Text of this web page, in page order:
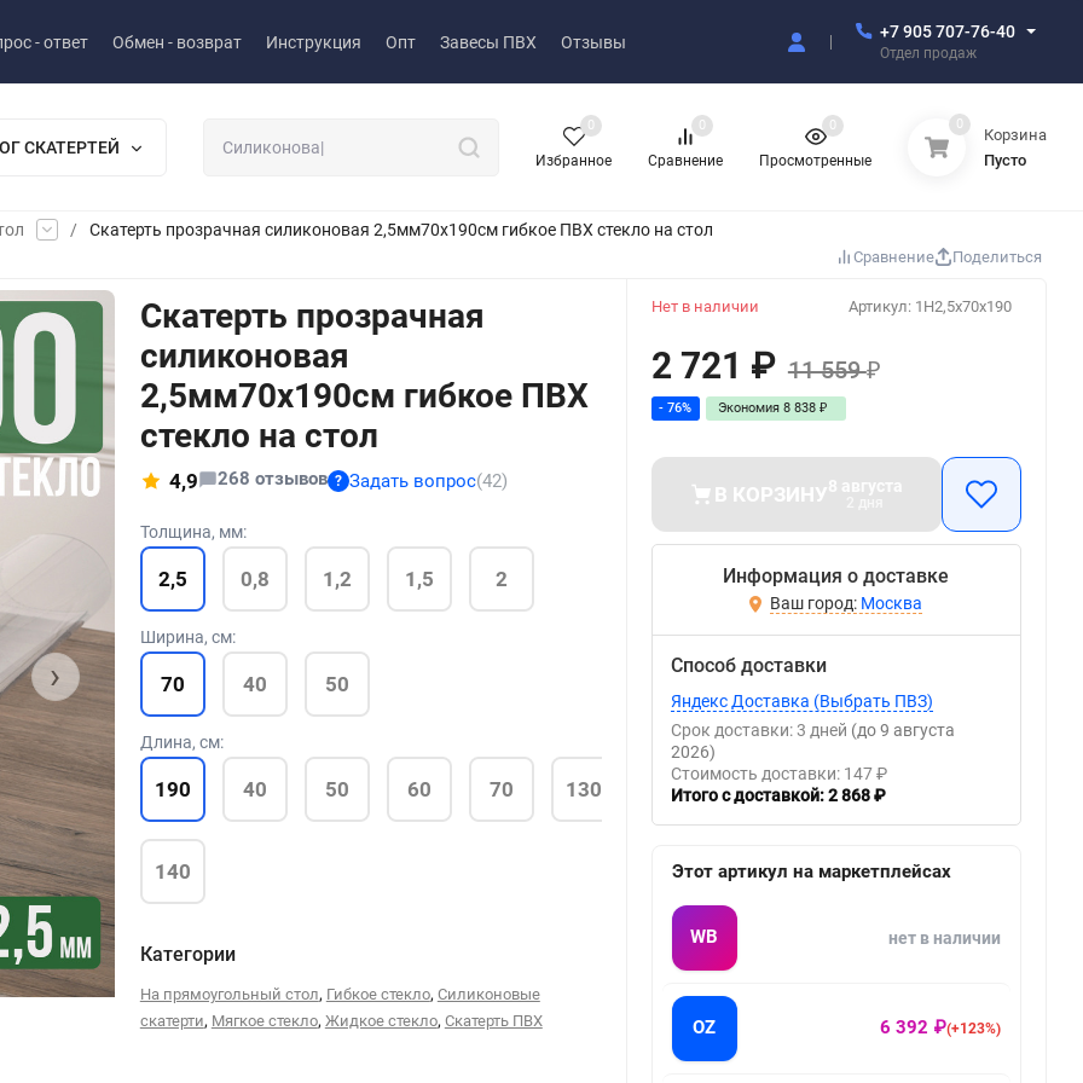
- ответ Обмен - возврат Инструкция Опт Завесы ПВХ Отзывы
+7 905 707-76-40
Отдел продаж
СКАТЕРТЕЙ
Избранное
0
Сравнение
0
Просмотренные
0 0
Корзина
Пусто
/ Скатерть прозрачная силиконовая 2,5мм70x190см гибкое ПВХ стекло на стол
Сравнение Поделиться
›
Скатерть прозрачная
силиконовая
2,5мм70x190см гибкое ПВХ
стекло на стол
4,9 268 отзывов ? Задать вопрос(42)
Толщина, мм:
2,5 0,8 1,2 1,5 2
Ширина, см:
70 40 50
Длина, см:
190 40 50 60 70 130
140
Категории
На прямоугольный стол, Гибкое стекло, Силиконовые
скатерти, Мягкое стекло, Жидкое стекло, Скатерть ПВХ
Артикул: 1H2,5x70x190
Нет в наличии
2 721 ₽ 11 559₽
- 76% Экономия 8 838 ₽
В КОРЗИНУ8 августа
Информация о доставке
Москва
Способ доставки
Яндекс Доставка (Выбрать ПВЗ)
Срок доставки: 3 дней (до 9 августа
2026)
Стоимость доставки: 147 ₽
Итого с доставкой: 2 868 ₽
Этот артикул на маркетплейсах
WB нет в наличии
OZ 6 392 ₽(+123%)